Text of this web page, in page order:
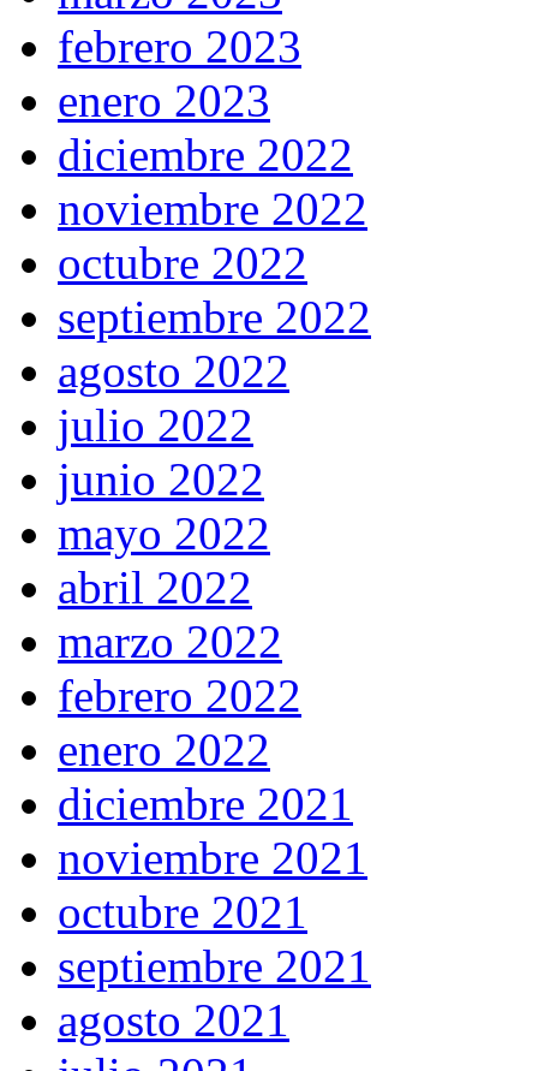
febrero 2023
enero 2023
diciembre 2022
noviembre 2022
octubre 2022
septiembre 2022
agosto 2022
julio 2022
junio 2022
mayo 2022
abril 2022
marzo 2022
febrero 2022
enero 2022
diciembre 2021
noviembre 2021
octubre 2021
septiembre 2021
agosto 2021